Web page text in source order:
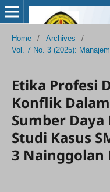
Home / Archives
/
Vol. 7 No. 3 (2025):
Etika Profesi
Konflik
Sumber
Studi Kasus
3 Nainggolan